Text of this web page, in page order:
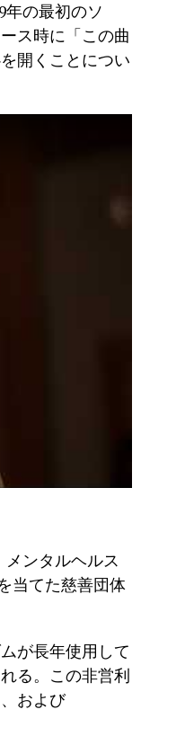
の最初のソ
ス時に「この曲
開くことについ
ンタルヘルス
当てた慈善団体
が長年使用して
る。この非営利
および